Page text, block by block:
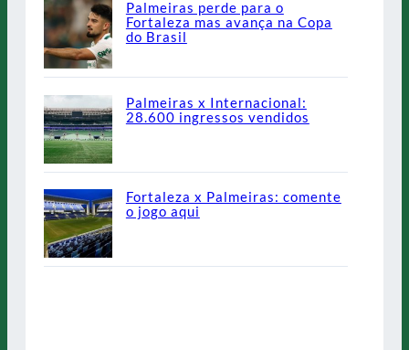
Palmeiras perde para o
Fortaleza mas avança na Copa
do Brasil
Palmeiras x Internacional:
28.600 ingressos vendidos
Fortaleza x Palmeiras: comente
o jogo aqui